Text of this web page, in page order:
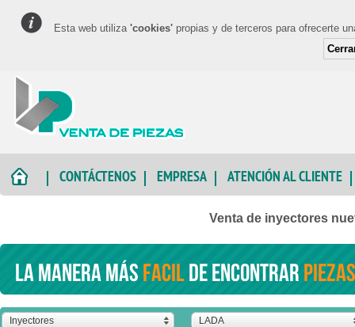
Esta web utiliza 'cookies' propias y de terceros para ofrecerte
CONTÁCTENOS EMPRESA ATENCIÓN AL CLIENTE
Venta de inyectores
La manera másfacilde encontrar
Inyectores LADA